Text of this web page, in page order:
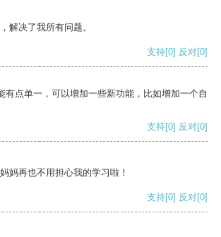
解决了我所有问题。
支持[0] 反对[0]
有点单一，可以增加一些新功能，比如增加一个自
支持[0] 反对[0]
妈再也不用担心我的学习啦！
支持[0] 反对[0]